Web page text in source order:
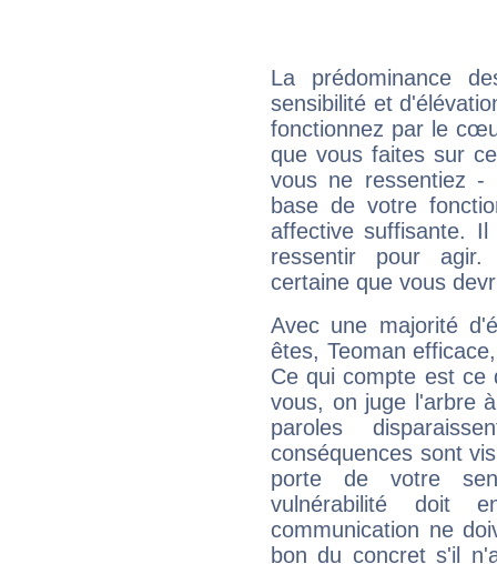
La prédominance
sensibilité et
fonctionnez par le
que vous faites sur
vous ne ressentiez
base de votre
affective suffisante.
ressentir pour agir.
certaine que vous
Avec une majorité
êtes, Teoman
Ce qui compte est
vous, on juge l'arbre
paroles
conséquences sont
porte de votre
vulnérabilité doit
communication ne
bon du concret s'il